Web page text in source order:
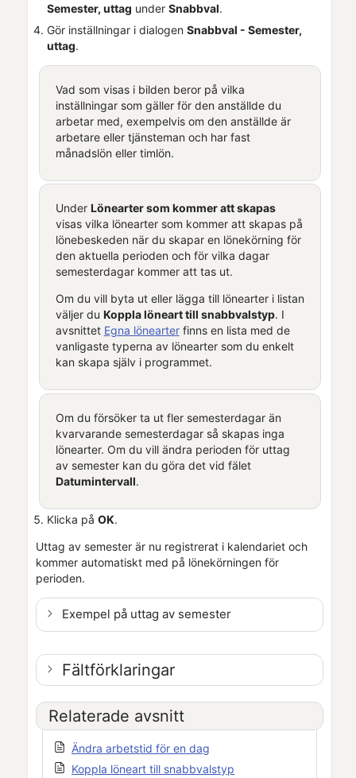
Semester, uttag under Snabbval.
Gör inställningar i dialogen Snabbval - Semester,
uttag.
Vad som visas i bilden beror på vilka
inställningar som gäller för den anställde du
arbetar med, exempelvis om den anställde är
arbetare eller tjänsteman och har fast
månadslön eller timlön.
Under Lönearter som kommer att skapas
visas vilka lönearter som kommer att skapas på
lönebeskeden när du skapar en lönekörning för
den aktuella perioden och för vilka dagar
semesterdagar kommer att tas ut.
Om du vill byta ut eller lägga till lönearter i listan
väljer du Koppla löneart till snabbvalstyp. I
avsnittet Egna lönearterfinns en lista med de
vanligaste typerna av lönearter som du enkelt
kan skapa själv i programmet.
Om du försöker ta ut fler semesterdagar än
kvarvarande semesterdagar så skapas inga
lönearter. Om du vill ändra perioden för uttag
av semester kan du göra det vid fälet
Datumintervall.
Klicka på OK.
Uttag av semester är nu registrerat i kalendariet och
kommer automatiskt med på lönekörningen för
perioden.
Exempel på uttag av semester
Fältförklaringar
Relaterade avsnitt
Ändra arbetstid för en dag
Koppla löneart till snabbvalstyp